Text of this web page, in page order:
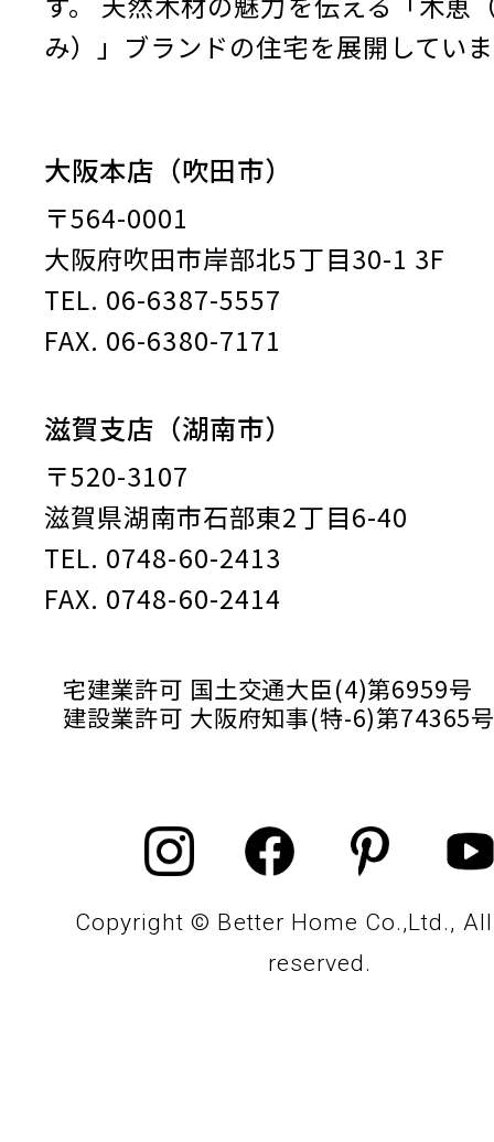
み）」ブランドの住宅を展開してい
大阪本店（吹田市）
〒564-0001
大阪府吹田市岸部北5丁目30-1 3F
TEL. 06-6387-5557
FAX. 06-6380-7171
滋賀支店（湖南市）
〒520-3107
滋賀県湖南市石部東2丁目6-40
TEL. 0748-60-2413
FAX. 0748-60-2414
宅建業許可 国土交通大臣(4)第6959号
建設業許可 大阪府知事(特-6)第74365
Copyright © Better Home Co.,Ltd.,
reserved.